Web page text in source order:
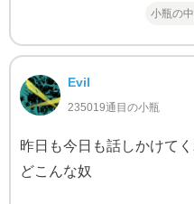
小瓶の
Evil
235019通目の小瓶
昨日も今日も話しかけて
どこんな奴